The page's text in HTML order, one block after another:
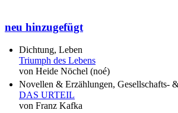
neu hinzugefügt
Dichtung, Leben
Triumph des Lebens
von Heide Nöchel (noé)
Novellen & Erzählungen, Gesellschafts-
DAS URTEIL
von Franz Kafka